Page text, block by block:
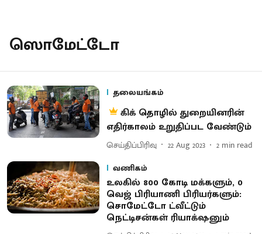
ஸொமேட்டோ
தலையங்கம்
கிக் தொழில் துறையினரின்
எதிர்காலம் உறுதிப்பட வேண்டும்
செய்திப்பிரிவு 22 Aug 2023 2 min read
வணிகம்
உலகில் 800 கோடி மக்களும், 0
வெஜ் பிரியாணி பிரியர்களும்:
சொமேட்டோ ட்வீட்டும்
நெட்டிசன்கள் ரியாக்‌ஷனும்